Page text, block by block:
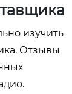
изучить
Отзывы